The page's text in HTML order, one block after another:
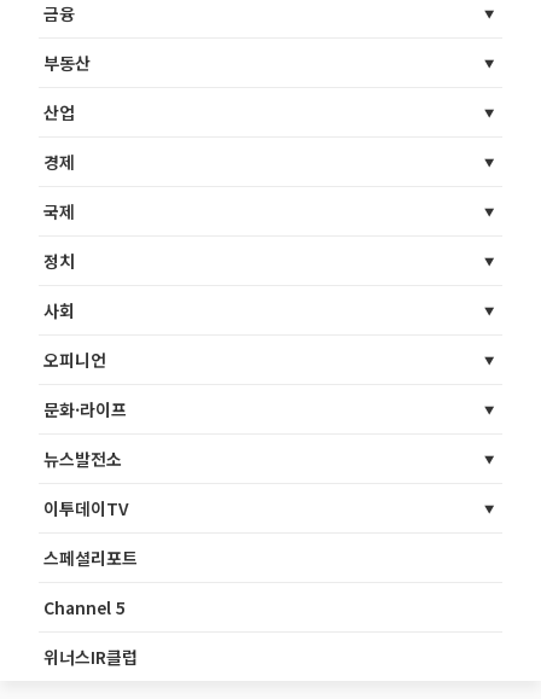
금융
부동산
산업
경제
국제
정치
사회
오피니언
문화·라이프
뉴스발전소
이투데이TV
스페셜리포트
Channel 5
위너스IR클럽